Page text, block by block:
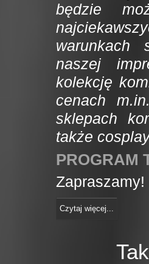
będzie
warunkach
naszej
kolekcję
cenach
sklepach
także
PROGRAM
Zapraszamy!
Czytaj więcej...